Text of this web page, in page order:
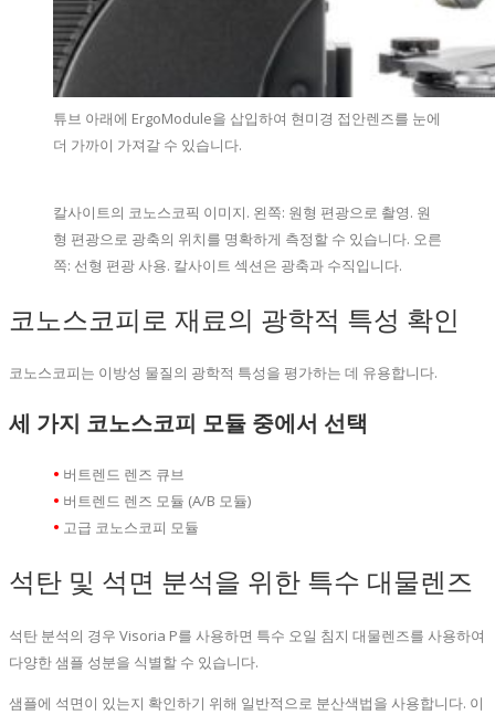
튜브 아래에 ErgoModule을 삽입하여 현미경 접안렌즈를 눈에
더 가까이 가져갈 수 있습니다.
칼사이트의 코노스코픽 이미지. 왼쪽: 원형 편광으로 촬영. 원
형 편광으로 광축의 위치를 명확하게 측정할 수 있습니다. 오른
쪽: 선형 편광 사용. 칼사이트 섹션은 광축과 수직입니다.
코노스코피로 재료의 광학적 특성 확인
코노스코피는 이방성 물질의 광학적 특성을 평가하는 데 유용합니다.
세 가지 코노스코피 모듈 중에서 선택
• 버트렌드 렌즈 큐브
• 버트렌드 렌즈 모듈 (A/B 모듈)
• 고급 코노스코피 모듈
석탄 및 석면 분석을 위한 특수 대물렌즈
석탄 분석의 경우 Visoria P를 사용하면 특수 오일 침지 대물렌즈를 사용하여
다양한 샘플 성분을 식별할 수 있습니다.
샘플에 석면이 있는지 확인하기 위해 일반적으로 분산색법을 사용합니다. 이